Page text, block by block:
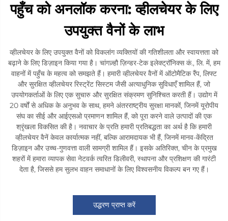
पहुँच को अनलॉक करना: व्हीलचेयर के लिए
उपयुक्त वैनों के लाभ
व्हीलचेयर के लिए उपयुक्त वैनों को विकलांग व्यक्तियों की गतिशीलता और स्वायत्तता को
बढ़ाने के लिए डिज़ाइन किया गया है। चांगज़्हौ ज़िन्डर-टेक इलेक्ट्रॉनिक्स कं., लि. में, हम
वाहनों में पहुँच के महत्व को समझते हैं। हमारी व्हीलचेयर वैनों में ऑटोमैटिक रैंप, लिफ्ट
और सुरक्षित व्हीलचेयर रिस्ट्रेंट सिस्टम जैसी अत्याधुनिक सुविधाएँ शामिल हैं, जो
उपयोगकर्ताओं के लिए एक सुचारु और सुरक्षित संक्रमण सुनिश्चित करती हैं। उद्योग में
20 वर्षों से अधिक के अनुभव के साथ, हमने अंतरराष्ट्रीय सुरक्षा मानकों, जिनमें यूरोपीय
संघ का सीई और आईएसओ प्रमाणन शामिल हैं, को पूरा करने वाले उत्पादों की एक
श्रृंखला विकसित की है। नवाचार के प्रति हमारी प्रतिबद्धता का अर्थ है कि हमारी
व्हीलचेयर वैनें केवल कार्यात्मक नहीं, बल्कि आरामदायक भी हैं, जिनमें मानव-केंद्रित
डिज़ाइन और उच्च-गुणवत्ता वाली सामग्री शामिल हैं। इसके अतिरिक्त, चीन के प्रमुख
शहरों में हमारा व्यापक सेवा नेटवर्क त्वरित डिलीवरी, स्थापना और प्रशिक्षण की गारंटी
देता है, जिससे हम सुलभ वाहन समाधानों के लिए विश्वसनीय विकल्प बन गए हैं।
उद्धरण प्राप्त करें